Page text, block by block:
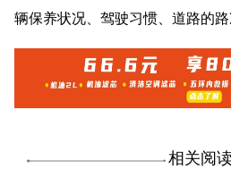
辆保养状况、驾驶习惯、道路的路
相关阅读